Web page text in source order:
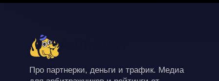
Про партнерки, деньги и трафик. Медиа